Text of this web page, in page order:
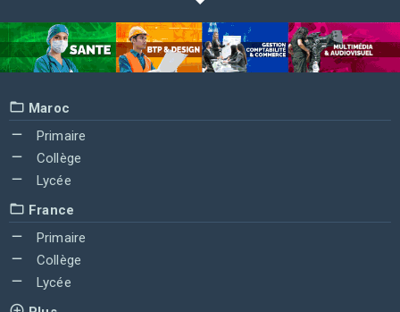
Maroc
Primaire
Collège
Lycée
France
Primaire
Collège
Lycée